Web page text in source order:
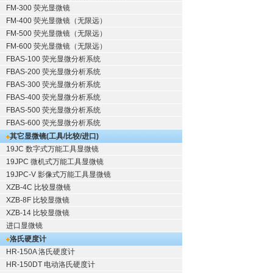
FM-300 荧光显微镜
FM-400 荧光显微镜（无限远）
FM-500 荧光显微镜（无限远）
FM-600 荧光显微镜（无限远）
FBAS-100 荧光显微分析系统
FBAS-200 荧光显微分析系统
FBAS-300 荧光显微分析系统
FBAS-400 荧光显微分析系统
FBAS-500 荧光显微分析系统
FBAS-600 荧光显微分析系统
其它显微镜(工具/比较/进口)
19JC 数字式万能工具显微镜
19JPC 微机式万能工具显微镜
19JPC-V 影像式万能工具显微镜
XZB-4C 比较显微镜
XZB-8F 比较显微镜
XZB-14 比较显微镜
进口显微镜
洛氏硬度计
HR-150A 洛氏硬度计
HR-150DT 电动洛氏硬度计